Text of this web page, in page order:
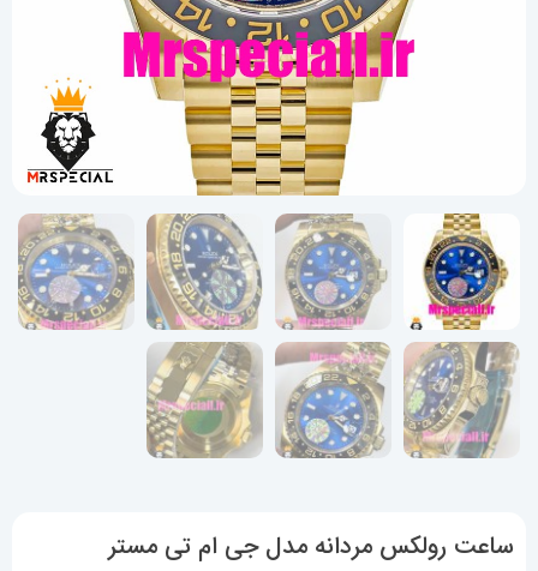
ساعت رولکس مردانه مدل جی ام تی مستر